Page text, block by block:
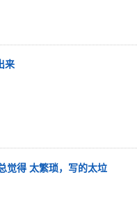
来
觉得 太繁琐，写的太垃